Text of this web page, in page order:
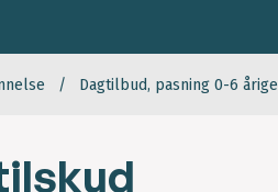
Dagtilbud, pasning 0-6 årige